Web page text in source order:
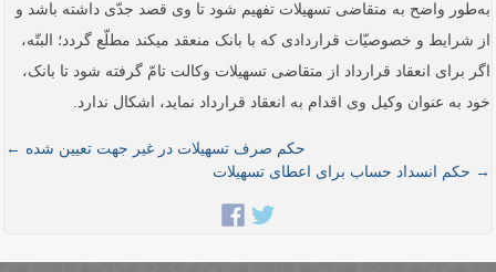
به‌طور واضح به متقاضی تسهیلات تفهیم شود تا وی قصد جدّی داشته باشد و
از شرایط و خصوصیّات قراردادی که با بانک منعقد می­کند مطلّع گردد؛ البتّه،
اگر برای انعقاد قرارداد از متقاضی تسهیلات وکالت تامّ گرفته شود تا بانک،
خود به عنوان وکیل وی اقدام به انعقاد قرارداد نماید، اشکال ندارد.
حکم صرف تسهیلات در غیر جهت تعیین شده ←
→ حکم انسداد حساب برای اعطای تسهیلات